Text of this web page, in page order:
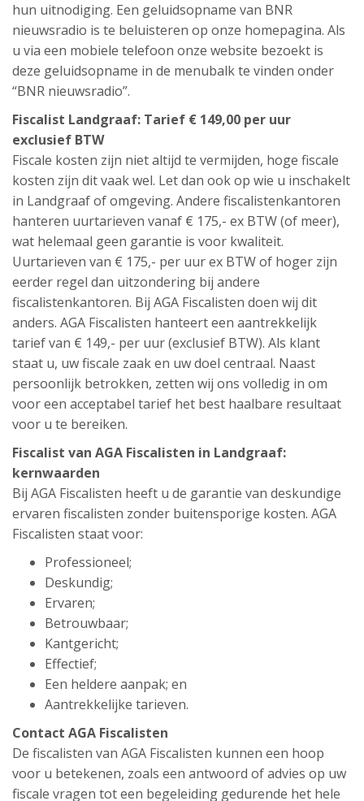
hun uitnodiging. Een geluidsopname van BNR
nieuwsradio is te beluisteren op onze homepagina. Als
u via een mobiele telefoon onze website bezoekt is
deze geluidsopname in de menubalk te vinden onder
“BNR nieuwsradio”.
Fiscalist Landgraaf: Tarief € 149,00 per uur
exclusief BTW
Fiscale kosten zijn niet altijd te vermijden, hoge fiscale
kosten zijn dit vaak wel. Let dan ook op wie u inschakelt
in Landgraaf of omgeving. Andere fiscalistenkantoren
hanteren uurtarieven vanaf € 175,- ex BTW (of meer),
wat helemaal geen garantie is voor kwaliteit.
Uurtarieven van € 175,- per uur ex BTW of hoger zijn
eerder regel dan uitzondering bij andere
fiscalistenkantoren. Bij AGA Fiscalisten doen wij dit
anders. AGA Fiscalisten hanteert een aantrekkelijk
tarief van € 149,- per uur (exclusief BTW). Als klant
staat u, uw fiscale zaak en uw doel centraal. Naast
persoonlijk betrokken, zetten wij ons volledig in om
voor een acceptabel tarief het best haalbare resultaat
voor u te bereiken.
Fiscalist van AGA Fiscalisten in Landgraaf:
kernwaarden
Bij AGA Fiscalisten heeft u de garantie van deskundige
ervaren fiscalisten zonder buitensporige kosten. AGA
Fiscalisten staat voor:
Professioneel;
Deskundig;
Ervaren;
Betrouwbaar;
Kantgericht;
Effectief;
Een heldere aanpak; en
Aantrekkelijke tarieven.
Contact AGA Fiscalisten
De fiscalisten van AGA Fiscalisten kunnen een hoop
voor u betekenen, zoals een antwoord of advies op uw
fiscale vragen tot een begeleiding gedurende het hele